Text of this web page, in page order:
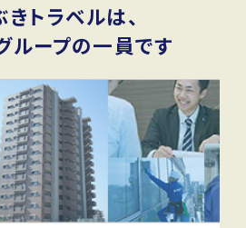
トラベルは、
ループの一員です